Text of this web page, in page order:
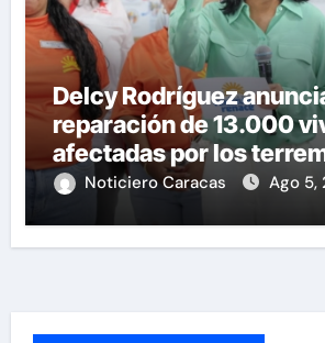
Delcy Rodríguez
reparación de 13.000
afectadas por los
Noticiero Caracas Ago 5,